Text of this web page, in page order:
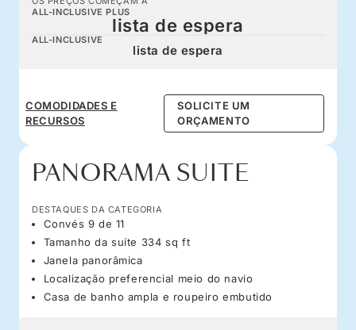
ALL-INCLUSIVE PLUS
lista de espera
ALL-INCLUSIVE
lista de espera
COMODIDADES E
RECURSOS
SOLICITE UM
ORÇAMENTO
PANORAMA SUITE
DESTAQUES DA CATEGORIA
Convés 9 de 11
Tamanho da suíte 334 sq ft
Janela panorâmica
Localização preferencial meio do navio
Casa de banho ampla e roupeiro embutido